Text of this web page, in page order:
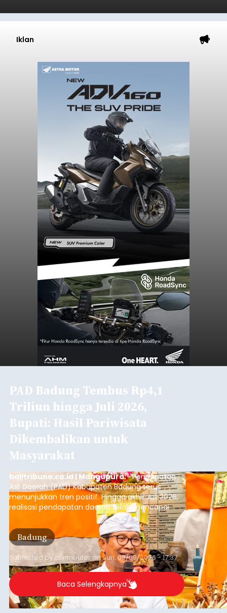
Iklan
PAD Badung Tembus Rp4,1
Triliun hingga Juli 2026,
Bupati: Hasil Pariwisata
Dikembalikan untuk
Masyarakat
balitribune.co.id | Mangupura- Pendapatan
Asli Daerah (PAD) Kabupaten Badung terus
menunjukkan tren positif. Hingga akhir Juli 2026,
realisasi pendapatan daerah telah mencapai
Rp4,1 triliun atau rata-rata sekitar Rp730 miliar
per bulan, meningkat signifikan dibandingkan
rata-rata penerimaan sebelumnya yang berkisar
Rp350 miliar hingga Rp400 miliar per bulan.
Badung
Submitted by contributoronSun, 08/09/2026 - 17:37
Baca Selengkapnya